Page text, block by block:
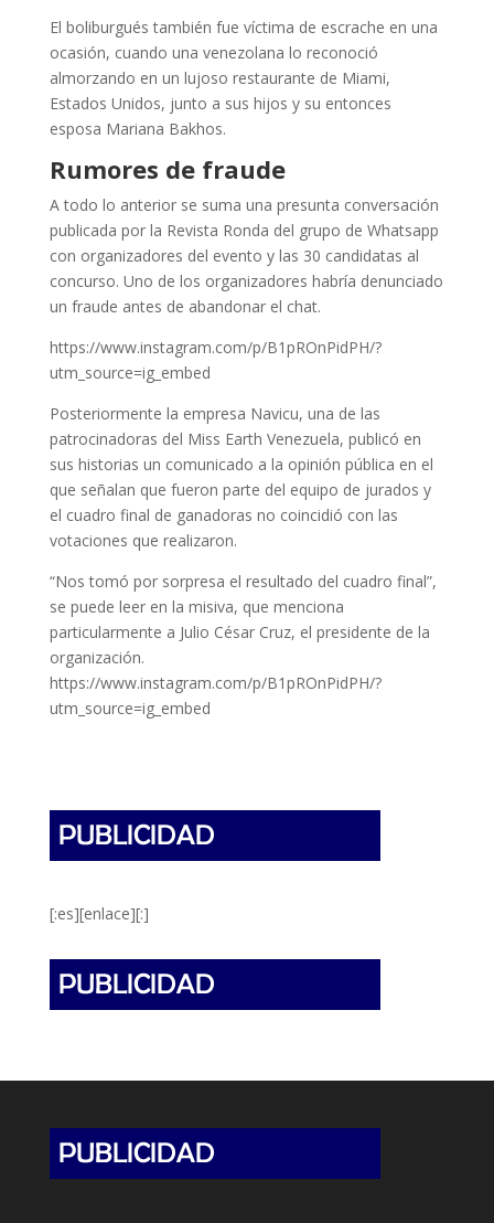
El boliburgués también fue víctima de escrache en una
ocasión, cuando una venezolana lo reconoció
almorzando en un lujoso restaurante de Miami,
Estados Unidos, junto a sus hijos y su entonces
esposa Mariana Bakhos.
Rumores de fraude
A todo lo anterior se suma una presunta conversación
publicada por la Revista Ronda del grupo de Whatsapp
con organizadores del evento y las 30 candidatas al
concurso. Uno de los organizadores habría denunciado
un fraude antes de abandonar el chat.
https://www.instagram.com/p/B1pROnPidPH/?
utm_source=ig_embed
Posteriormente la empresa Navicu, una de las
patrocinadoras del Miss Earth Venezuela, publicó en
sus historias un comunicado a la opinión pública en el
que señalan que fueron parte del equipo de jurados y
el cuadro final de ganadoras no coincidió con las
votaciones que realizaron.
“Nos tomó por sorpresa el resultado del cuadro final”,
se puede leer en la misiva, que menciona
particularmente a Julio César Cruz, el presidente de la
organización.
https://www.instagram.com/p/B1pROnPidPH/?
utm_source=ig_embed
[:es][enlace][:]